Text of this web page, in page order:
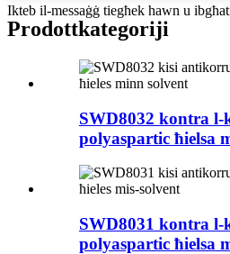
Ikteb il-messaġġ tiegħek hawn u
Prodottkategoriji
SWD8032 kontra
polyaspartic ħielsa
SWD8031 kontra
polyaspartic ħielsa